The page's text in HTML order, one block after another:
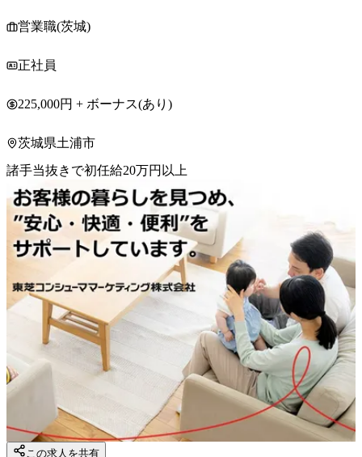
営業職(茨城)
正社員
225,000円 + ボーナス(あり)
茨城県土浦市
諸手当抜きで初任給20万円以上
この求人を共有